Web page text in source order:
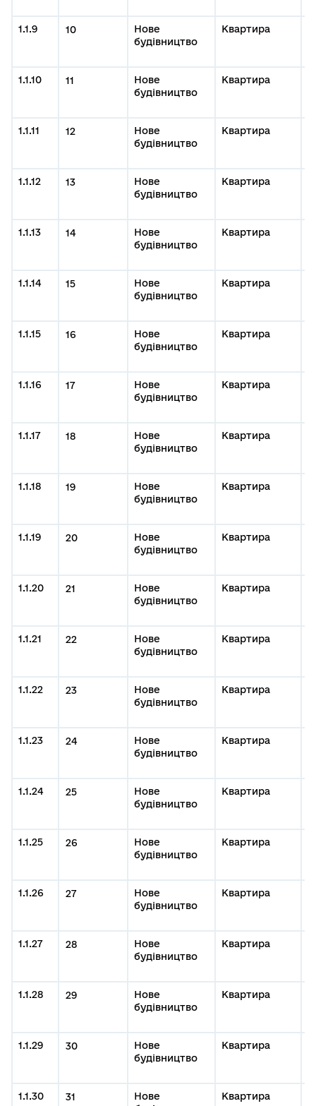
1.1.9 10
Нове
будівництво
Квартира
1.1.10 11
Нове
будівництво
Квартира
1.1.11 12
Нове
будівництво
Квартира
1.1.12 13
Нове
будівництво
Квартира
1.1.13 14
Нове
будівництво
Квартира
1.1.14 15
Нове
будівництво
Квартира
1.1.15 16
Нове
будівництво
Квартира
1.1.16 17
Нове
будівництво
Квартира
1.1.17 18
Нове
будівництво
Квартира
1.1.18 19
Нове
будівництво
Квартира
1.1.19 20
Нове
будівництво
Квартира
1.1.20 21
Нове
будівництво
Квартира
1.1.21 22
Нове
будівництво
Квартира
1.1.22 23
Нове
будівництво
Квартира
1.1.23 24
Нове
будівництво
Квартира
1.1.24 25
Нове
будівництво
Квартира
1.1.25 26
Нове
будівництво
Квартира
1.1.26 27
Нове
будівництво
Квартира
1.1.27 28
Нове
будівництво
Квартира
1.1.28 29
Нове
будівництво
Квартира
1.1.29 30
Нове
будівництво
Квартира
1.1.30 31
Нове
Квартира